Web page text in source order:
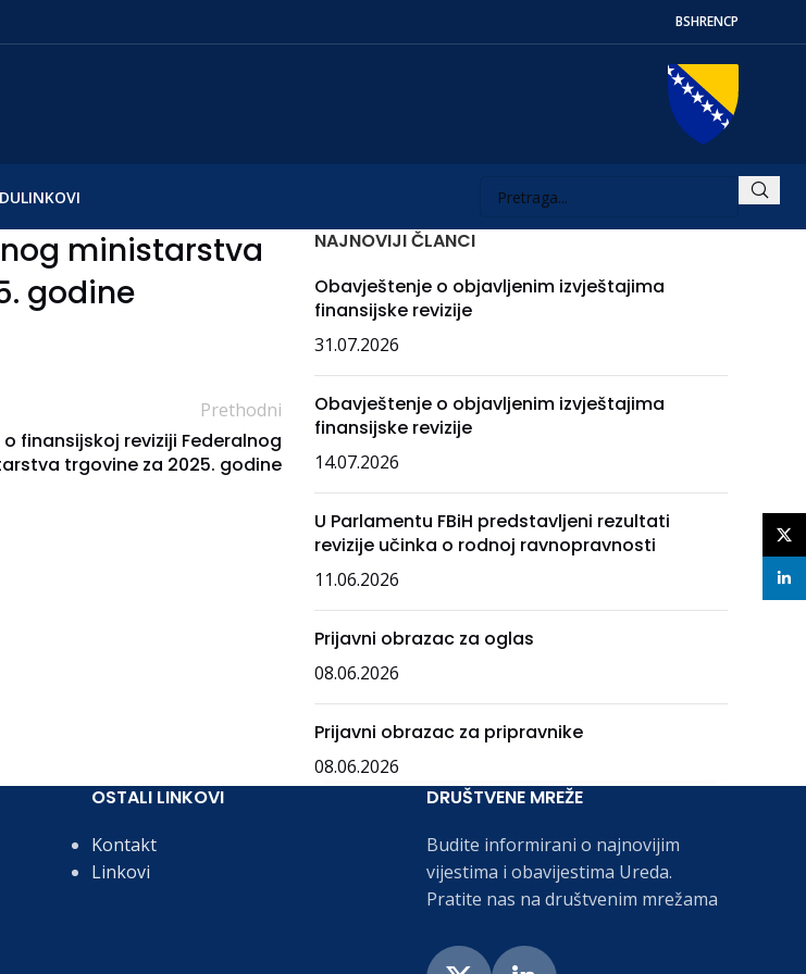
BSHRENСР
LINKOVI
ministarstva
godine
Prethodni
finansijskoj reviziji Federalnog
trgovine za 2025. godine
NAJNOVIJI ČLANCI
Obavještenje o objavljenim izvještajima
finansijske revizije
31.07.2026
Obavještenje o objavljenim izvještajima
finansijske revizije
14.07.2026
U Parlamentu FBiH predstavljeni rezultati
revizije učinka o rodnoj ravnopravnosti
11.06.2026
Prijavni obrazac za oglas
08.06.2026
Prijavni obrazac za pripravnike
08.06.2026
OSTALI LINKOVI
Kontakt
Linkovi
DRUŠTVENE MREŽE
Budite informirani o najnovijim
vijestima i obavijestima Ureda.
Pratite nas na društvenim mrežama